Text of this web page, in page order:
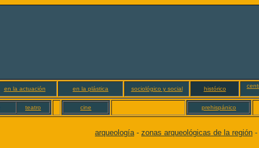
en la actuación en la plástica sociológico y social histórico
teatro cine prehispánico
arqueología- zonas arqueológicas de la región -